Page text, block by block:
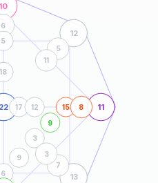
10
11
22
12
13
6
9
3
9
15
6
8
5
17 12
18
5
11
7
3